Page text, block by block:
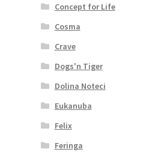
Concept for Life
Cosma
Crave
Dogs'n Tiger
Dolina Noteci
Eukanuba
Felix
Feringa